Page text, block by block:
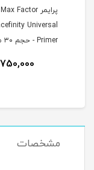
پرایمر Max Factor
Universal
Primer - حجم ۳۰ میلی‌لیتر
مشخصات